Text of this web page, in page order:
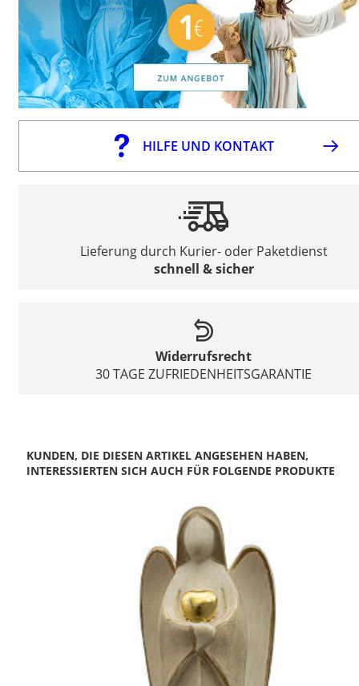
HILFE UND KONTAKT
Lieferung durch Kurier- oder Paketdienst
schnell & sicher
Widerrufsrecht
30 TAGE ZUFRIEDENHEITSGARANTIE
KUNDEN, DIE DIESEN ARTIKEL ANGESEHEN HABEN,
INTERESSIERTEN SICH AUCH FÜR FOLGENDE PRODUKTE